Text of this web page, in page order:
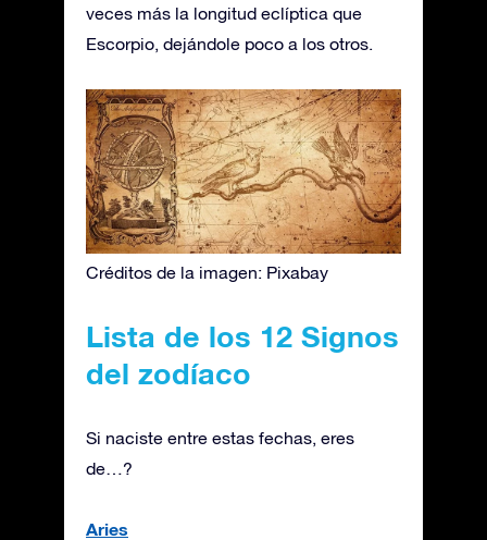
veces más la longitud eclíptica que
Escorpio, dejándole poco a los otros.
Créditos de la imagen: Pixabay
Lista de los 12 Signos
del zodíaco
Si naciste entre estas fechas, eres
de…?
Aries